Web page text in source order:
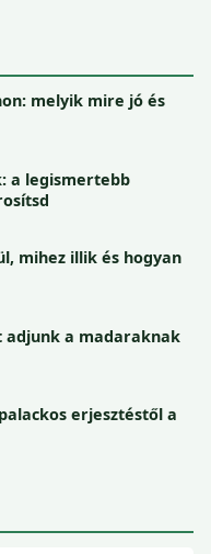
melyik mire jó és
a legismertebb
mihez illik és hogyan
a madaraknak
erjesztéstől a